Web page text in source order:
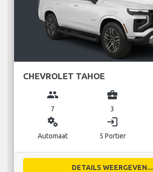
CHEVROLET TAHOE
group
7
business_center
3
miscellaneous_services
Automaat
login
5 Portier
DETAILS WEERGEVEN...